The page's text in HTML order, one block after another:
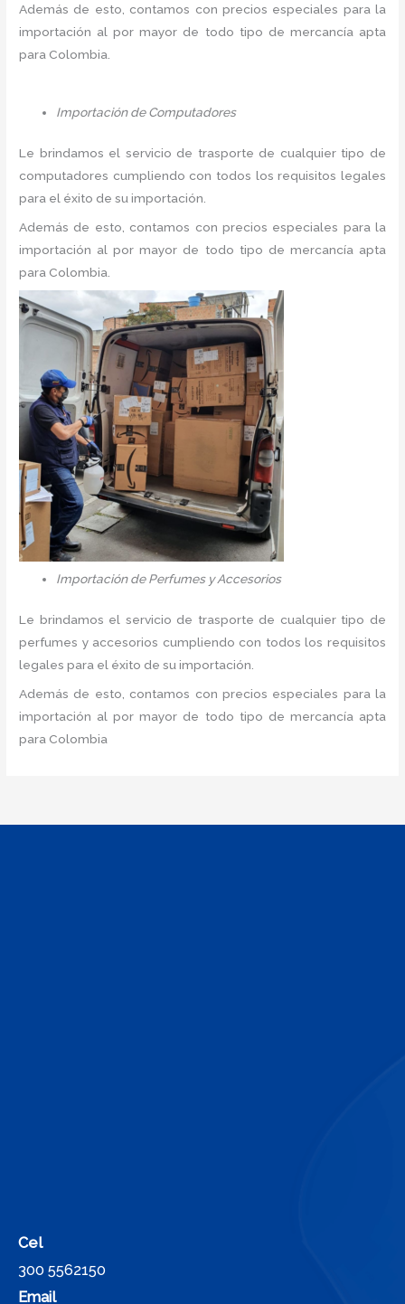
Además de esto, contamos con precios especiales para la
importación al por mayor de todo tipo de mercancía apta
para Colombia.
Importación de Computadores
Le brindamos el servicio de trasporte de cualquier tipo de
computadores cumpliendo con todos los requisitos legales
para el éxito de su importación.
Además de esto, contamos con precios especiales para la
importación al por mayor de todo tipo de mercancía apta
para Colombia.
Importación de Perfumes y Accesorios
Le brindamos el servicio de trasporte de cualquier tipo de
perfumes y accesorios cumpliendo con todos los requisitos
legales para el éxito de su importación.
Además de esto, contamos con precios especiales para la
importación al por mayor de todo tipo de mercancía apta
para Colombia
Cel
300 5562150
Email